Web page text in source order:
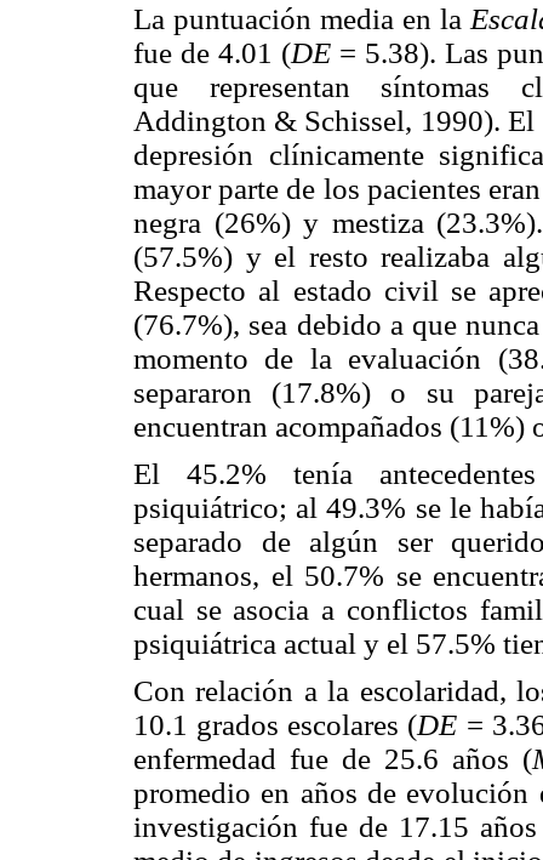
La puntuación media en la
fue de 4.01 (DE = 5.38). Las
que representan síntomas
Addington & Schissel, 1990). El
depresión clínicamente
mayor parte de los pacientes
negra (26%) y mestiza
(57.5%) y el resto realizaba
Respecto al estado civil se
(76.7%), sea debido a que
momento de la evaluación
separaron (17.8%) o su
encuentran acompañados (11%)
El 45.2% tenía
psiquiátrico; al 49.3% se le
separado de algún ser
hermanos, el 50.7% se
cual se asocia a conflictos
psiquiátrica actual y el 57.5%
Con relación a la escolaridad,
10.1 grados escolares (DE =
enfermedad fue de 25.6 años (
promedio en años de evolución
investigación fue de 17.15